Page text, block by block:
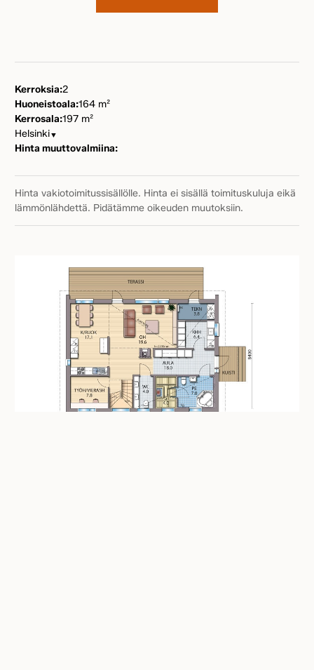
Kerroksia:2
Huoneistoala:164 m²
Kerrosala:197 m²
Helsinki▼
Hinta muuttovalmiina:
Hinta vakiotoimitussisällölle. Hinta ei sisällä toimituskuluja eikä
lämmönlähdettä. Pidätämme oikeuden muutoksiin.